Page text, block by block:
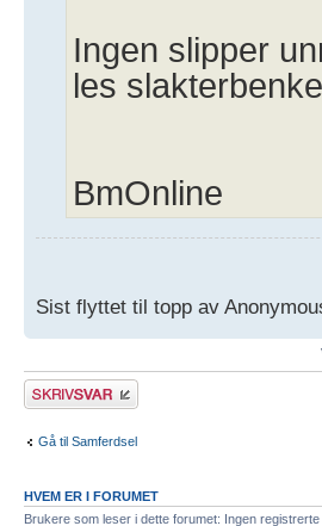
Ingen slipper
les
BmOnline
Sist flyttet til topp av
Skriv et svar
Gå til Samferdsel
HVEM ER I FORUMET
Brukere som leser i dette forumet: Ingen